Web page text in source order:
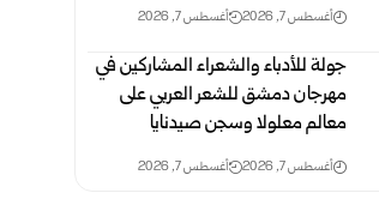
أغسطس 7, 2026 أغسطس 7, 2026
جولة للأدباء والشعراء المشاركين في
مهرجان دمشق للشعر العربي على
معالم معلولا وسجن صيدنايا
أغسطس 7, 2026 أغسطس 7, 2026